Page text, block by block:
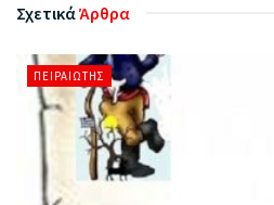
ΣχετικάΆρθρα
ΠΕΙΡΑΙΏΤΗΣ